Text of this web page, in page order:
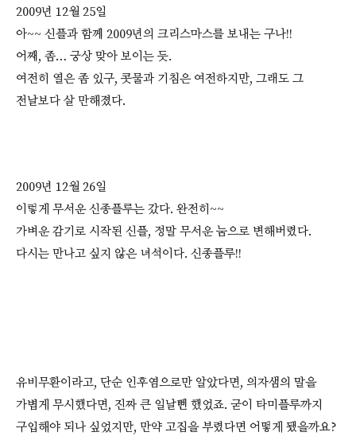
2009년 12월 25일
아~~ 신플과 함께 2009년의 크리스마스를 보내는 구나!!
어째, 좀… 궁상 맞아 보이는 듯.
여전히 열은 좀 있구, 콧물과 기침은 여전하지만, 그래도 그
전날보다 살 만해졌다.
2009년 12월 26일
이렇게 무서운 신종플루는 갔다. 완전히~~
가벼운 감기로 시작된 신플, 정말 무서운 눔으로 변해버렸다.
다시는 만나고 싶지 않은 녀석이다. 신종플루!!
유비무환이라고, 단순 인후염으로만 알았다면, 의자샘의 말을
가볍게 무시했다면, 진짜 큰 일날뻔 했었죠. 굳이 타미플루까지
구입해야 되나 싶었지만, 만약 고집을 부렸다면 어떻게 됐을까요?